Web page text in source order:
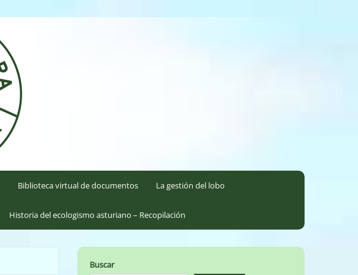
Biblioteca virtual de documentos La gestión del lobo
Historia del ecologismo asturiano – Recopilación
Buscar